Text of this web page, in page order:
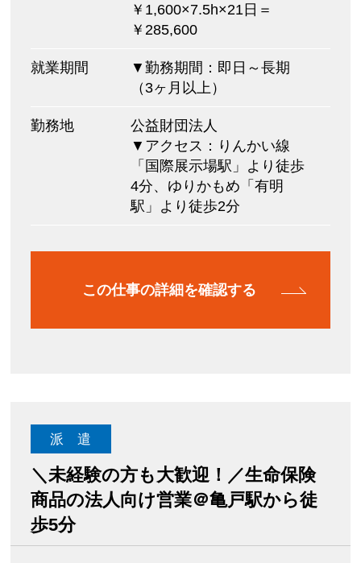
￥1,600×7.5h×21日＝
￥285,600
就業期間
▼勤務期間：即日～長期
（3ヶ月以上）
勤務地
公益財団法人
▼アクセス：りんかい線
「国際展示場駅」より徒歩
4分、ゆりかもめ「有明
駅」より徒歩2分
この仕事の詳細を確認する
派 遣
＼未経験の方も大歓迎！／生命保険
商品の法人向け営業＠亀戸駅から徒
歩5分